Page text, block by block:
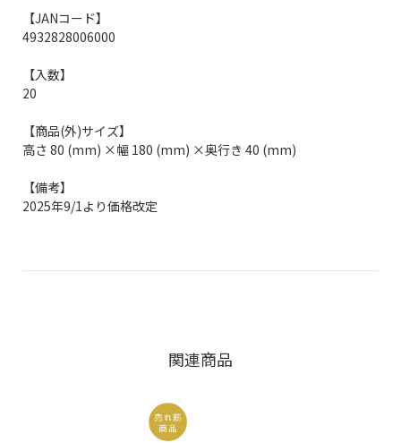
【JANコード】
4932828006000
【入数】
20
【商品(外)サイズ】
高さ 80 (mm) ×幅 180 (mm) ×奥行き 40 (mm)
【備考】
2025年9/1より価格改定
関連商品